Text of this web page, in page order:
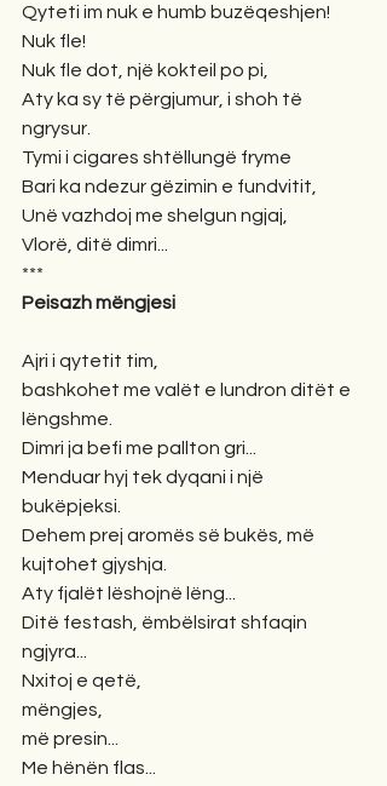
Qyteti im nuk e humb buzëqeshjen!
Nuk fle!
Nuk fle dot, një kokteil po pi,
Aty ka sy të përgjumur, i shoh të
ngrysur.
Tymi i cigares shtëllungë fryme
Bari ka ndezur gëzimin e fundvitit,
Unë vazhdoj me shelgun ngjaj,
Vlorë, ditë dimri...
***
Peisazh mëngjesi
Ajri i qytetit tim,
bashkohet me valët e lundron ditët e
lëngshme.
Dimri ja befi me pallton gri...
Menduar hyj tek dyqani i një
bukëpjeksi.
Dehem prej aromës së bukës, më
kujtohet gjyshja.
Aty fjalët lëshojnë lëng...
Ditë festash, ëmbëlsirat shfaqin
ngjyra...
Nxitoj e qetë,
mëngjes,
më presin...
Me hënën flas...